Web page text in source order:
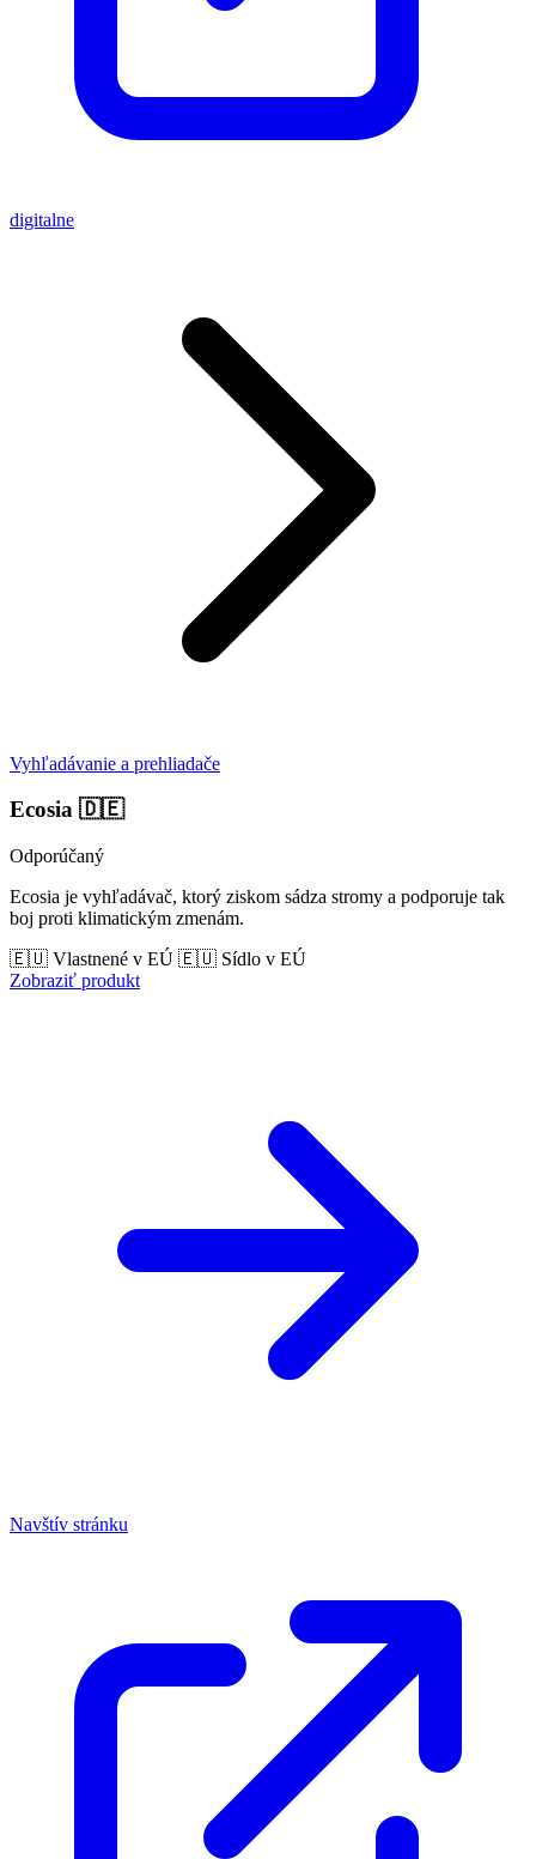
digitalne
Vyhľadávanie a prehliadače
Ecosia 🇩🇪
Odporúčaný
Ecosia je vyhľadávač, ktorý ziskom sádza stromy a podporuje tak
boj proti klimatickým zmenám.
🇪🇺 Vlastnené v EÚ 🇪🇺 Sídlo v EÚ
Zobraziť produkt
Navštív stránku